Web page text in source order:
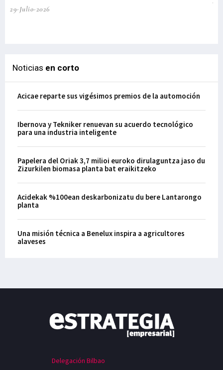
29-Julio-2026
Noticias en corto
Acicae reparte sus vigésimos premios de la automoción
Ibernova y Tekniker renuevan su acuerdo tecnológico
para una industria inteligente
Papelera del Oriak 3,7 milioi euroko dirulaguntza jaso du
Zizurkilen biomasa planta bat eraikitzeko
Acidekak %100ean deskarbonizatu du bere Lantarongo
planta
Una misión técnica a Benelux inspira a agricultores
alaveses
Delegación Bilbao